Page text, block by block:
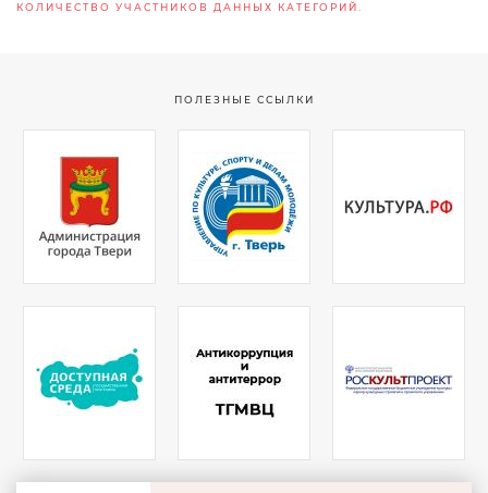
КОЛИЧЕСТВО УЧАСТНИКОВ ДАННЫХ КАТЕГОРИЙ.
ПОЛЕЗНЫЕ ССЫЛКИ